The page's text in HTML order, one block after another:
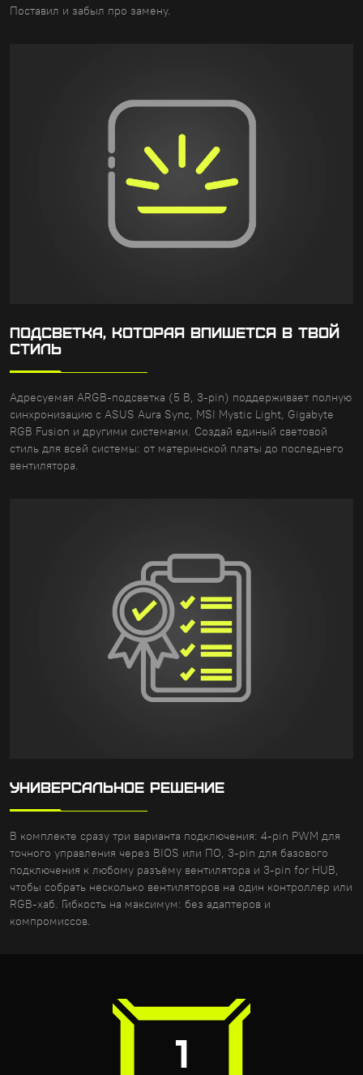
Поставил и забыл про замену.
ПОДСВЕТКА, КОТОРАЯ ВПИШЕТСЯ В ТВОЙ
СТИЛЬ
Адресуемая ARGB-подсветка (5 В, 3-pin) поддерживает полную
синхронизацию с ASUS Aura Sync, MSI Mystic Light, Gigabyte
RGB Fusion и другими системами. Создай единый световой
стиль для всей системы: от материнской платы до последнего
вентилятора.
УНИВЕРСАЛЬНОЕ РЕШЕНИЕ
В комплекте сразу три варианта подключения: 4-pin PWM для
точного управления через BIOS или ПО, 3-pin для базового
подключения к любому разъёму вентилятора и 3-pin for HUB,
чтобы собрать несколько вентиляторов на один контроллер или
RGB-хаб. Гибкость на максимум: без адаптеров и
компромиссов.
1